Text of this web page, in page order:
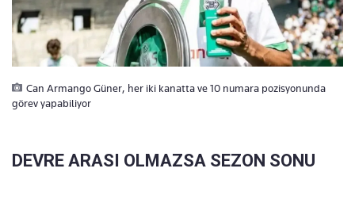
Can Armango Güner, her iki kanatta ve 10 numara pozisyonunda
görev yapabiliyor
DEVRE ARASI OLMAZSA SEZON SONU